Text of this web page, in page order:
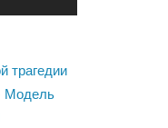
трагедии
Модель